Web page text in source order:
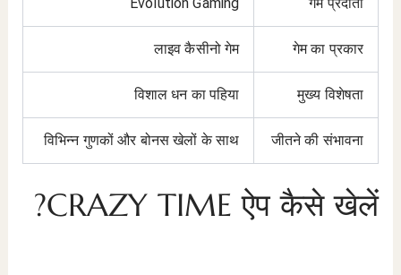
गेम का प्रकार
लाइव कैसीनो गेम
मुख्य विशेषता
विशाल धन का पहिया
जीतने की संभावना
विभिन्न गुणकों और बोनस खेलों के साथ
CRAZY TIME ऐप कैसे खेलें?